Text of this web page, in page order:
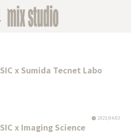
SIC x Sumida Tecnet Labo
2025/04/03
SIC x Imaging Science